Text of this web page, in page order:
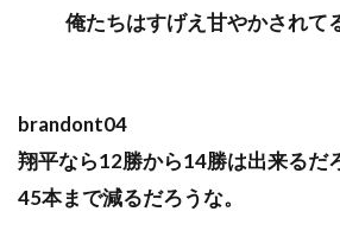
俺たちはすげえ甘やかされて
brandont04
翔平なら12勝から14勝は出来るだ
45本まで減るだろうな。